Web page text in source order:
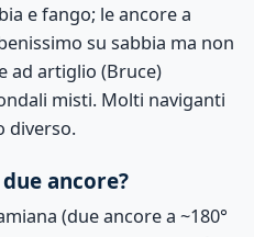
e fango; le ancore a
su sabbia ma non
ad artiglio (Bruce)
misti. Molti naviganti
diverso.
ancore?
(due ancore a ~180°